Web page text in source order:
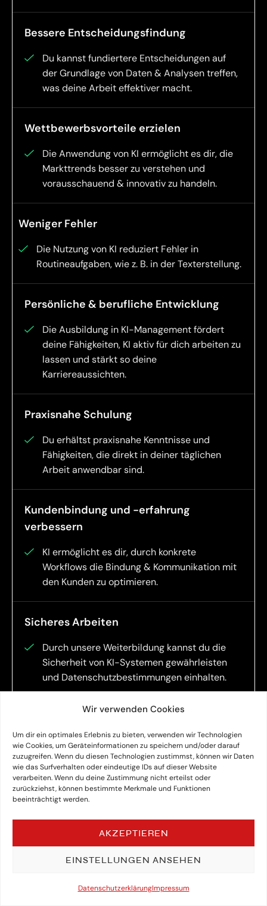
Wir verwenden Cookies
Um dir ein optimales Erlebnis zu bieten, verwenden wir Technologien
wie Cookies, um Geräteinformationen zu speichern und/oder darauf
zuzugreifen. Wenn du diesen Technologien zustimmst, können wir Daten
wie das Surfverhalten oder eindeutige IDs auf dieser Website
verarbeiten. Wenn du deine Zustimmung nicht erteilst oder
zurückziehst, können bestimmte Merkmale und Funktionen
beeinträchtigt werden.
AKZEPTIEREN
EINSTELLUNGEN ANSEHEN
DatenschutzerklärungImpressum
Bessere Entscheidungsfindung
Du kannst fundiertere Entscheidungen auf
der Grundlage von Daten & Analysen treffen,
was deine Arbeit effektiver macht.
Wettbewerbsvorteile erzielen
Die Anwendung von KI ermöglicht es dir, die
Markttrends besser zu verstehen und
vorausschauend & innovativ zu handeln.
Weniger Fehler
Die Nutzung von KI reduziert Fehler in
Routineaufgaben, wie z. B. in der Texterstellung.
Persönliche & berufliche Entwicklung
Die Ausbildung in KI-Management fördert
deine Fähigkeiten, KI aktiv für dich arbeiten zu
lassen und stärkt so deine
Karriereaussichten.
Praxisnahe Schulung
Du erhältst praxisnahe Kenntnisse und
Fähigkeiten, die direkt in deiner täglichen
Arbeit anwendbar sind.
Kundenbindung und -erfahrung
verbessern
KI ermöglicht es dir, durch konkrete
Workflows die Bindung & Kommunikation mit
den Kunden zu optimieren.
Sicheres Arbeiten
Durch unsere Weiterbildung kannst du die
Sicherheit von KI-Systemen gewährleisten
und Datenschutzbestimmungen einhalten.
ganze Unternehmen. Starte jetzt durch
Anmeldeschluss in: 00 00 00
JETZT BUCHEN